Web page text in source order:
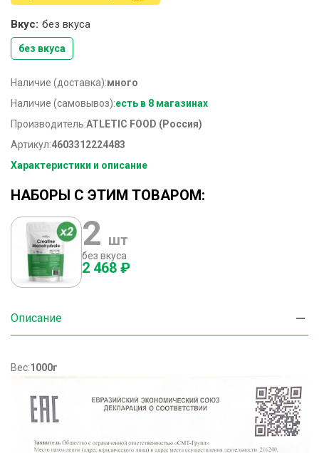
Вкус: без вкуса
без вкуса
Наличие (доставка):много
Наличие (самовывоз):есть в 8 магазинах
Производитель:ATLETIC FOOD (Россия)
Артикул:4603312224483
Характеристики и описание
НАБОРЫ С ЭТИМ ТОВАРОМ:
2 шт
без вкуса
2 468 ₽
Описание
Вес:1000г